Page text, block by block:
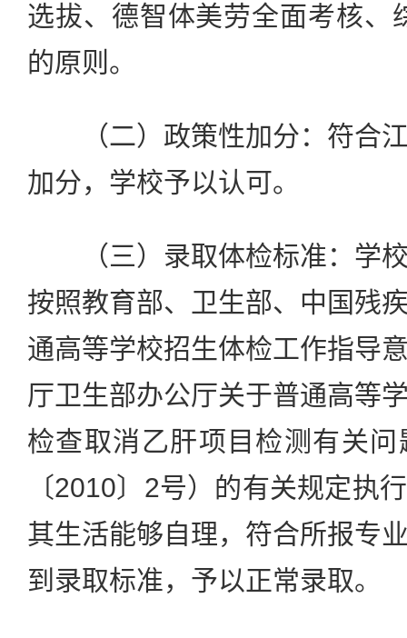
选拔、德智体美劳全面考核、
的原则。
（二）政策性加分：符合江
加分，学校予以认可。
（三）录取体检标准：学校
按照教育部、卫生部、中国残
通高等学校招生体检工作指导
厅卫生部办公厅关于普通高等
检查取消乙肝项目检测有关
〔2010〕2号）的有关规定执
其生活能够自理，符合所报专
到录取标准，予以正常录取。